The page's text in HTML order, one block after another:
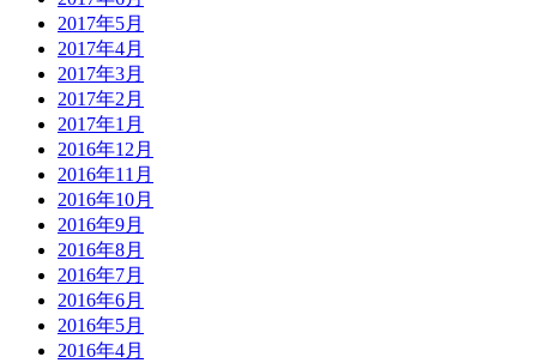
2017年5月
2017年4月
2017年3月
2017年2月
2017年1月
2016年12月
2016年11月
2016年10月
2016年9月
2016年8月
2016年7月
2016年6月
2016年5月
2016年4月